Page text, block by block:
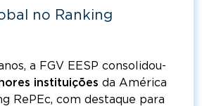
no Ranking
a FGV EESP consolidou-
instituições da América
RePEc, com destaque para